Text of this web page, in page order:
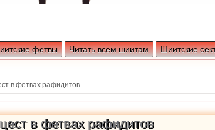
фетвы Читать всем шиитам Шиитские
в фетвах рафидитов
в фетвах рафидитов